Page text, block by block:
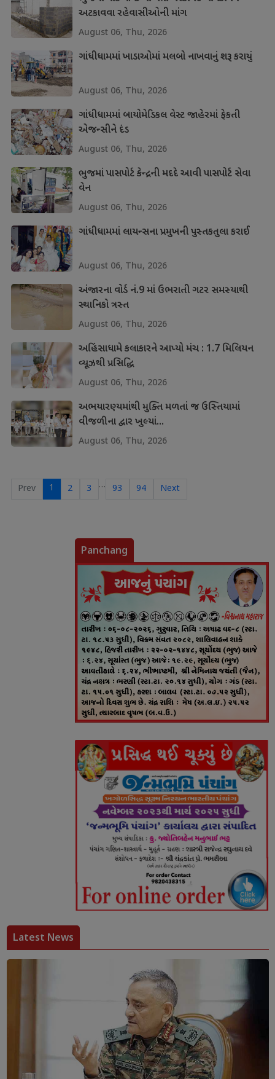
અટકાવવા રહેવાસીઓની માંગ
August 06, Thu, 2026
ગાંધીધામમાં ખાડાઓમાં મલબો નાખવાનું શરૂ કરાયું
August 06, Thu, 2026
ગાંધીધામમાં બાયોમેડિકલ વેસ્ટ જાહેરમાં ફેકતી
એજન્સીને દંડ
August 06, Thu, 2026
ભુજમાં પાસપોર્ટ કેન્દ્રની મદદે આવી પાસપોર્ટ સેવા
વેન
August 06, Thu, 2026
ગાંધીધામમાં લાયન્સના પ્રમુખની પુસ્તકતુલા કરાઈ
August 06, Thu, 2026
અંજારના વોર્ડ નં.9 માં ઉભરાતી ગટર સમસ્યાથી
સ્થાનિકો ત્રસ્ત
August 06, Thu, 2026
અહિંસાધામે કલાકારને આપ્યો મંચ : 1.7 મિલિયન
વ્યૂઝથી પ્રસિદ્ધિ
August 06, Thu, 2026
અભયારણ્યમાંથી મુક્તિ મળતાં જ ઉસ્તિયામાં
વીજળીના દ્વાર ખુલ્યાં...
August 06, Thu, 2026
Prev 1 2 3 … 93 94 Next
Panchang
Latest News